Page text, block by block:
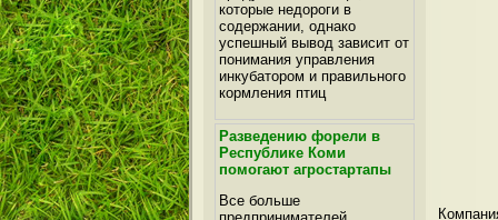
которые недороги в
содержании, однако
успешный вывод зависит от
понимания управления
инкубатором и правильного
кормления птиц
Разведению форели в
Республике Коми
помогают агростартапы
Все больше